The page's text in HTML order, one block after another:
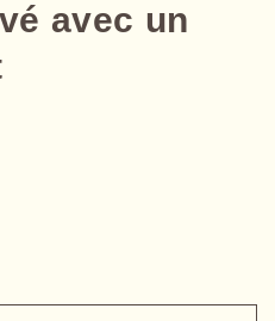
avec un